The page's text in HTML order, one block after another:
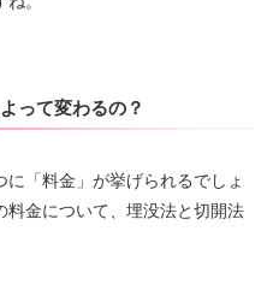
って変わるの？
「料金」が挙げられるでしょ
料金について、埋没法と切開法